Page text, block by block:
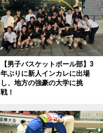
【男子バスケットボール部】3
年ぶりに新人インカレに出場
し、地方の強豪の大学に挑
戦！